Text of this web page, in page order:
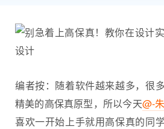
编者按：随着软件越来越多，很
精美的高保真原型，所以今天@-
喜欢一开始上手就用高保真的同